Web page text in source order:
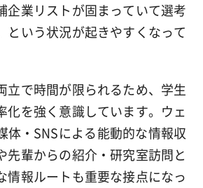
企業リストが固まっていて選考
という状況が起きやすくなって
立で時間が限られるため、学生
化を強く意識しています。ウェ
体・SNSによる能動的な情報収
先輩からの紹介・研究室訪問と
情報ルートも重要な接点になっ